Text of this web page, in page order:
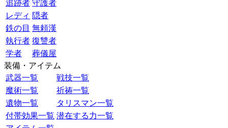
追跡者 守護者
レディ 隠者
鉄の目 無頼漢
執行者 復讐者
学者
葬儀屋
装備・アイテム
武器一覧
戦技一覧
魔術一覧
祈祷一覧
遺物一覧
タリスマン一覧
付帯効果一覧 潜在する力一覧